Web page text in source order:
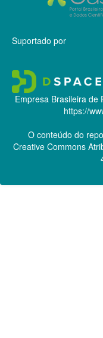
Suportado por
Empresa Brasileira de
https://
O conteúdo do
Creative Commons